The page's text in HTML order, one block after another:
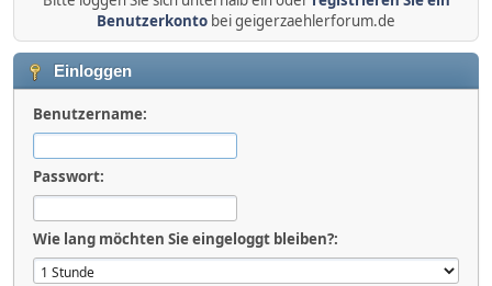
Benutzerkonto bei geigerzaehlerforum.de
Einloggen
Benutzername:
Passwort:
Wie lang möchten Sie eingeloggt bleiben?: